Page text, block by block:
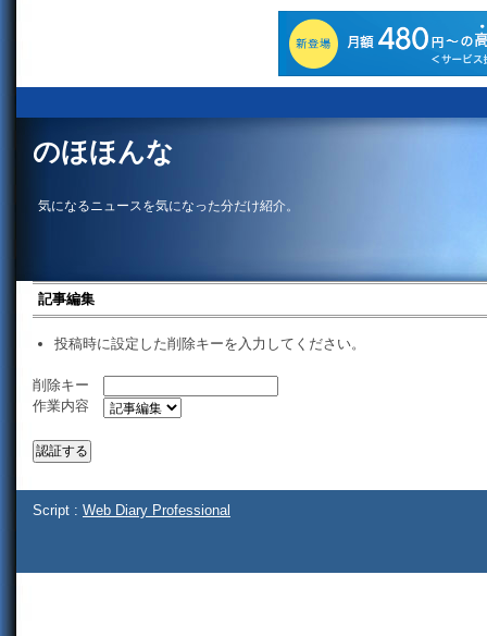
のほほんな
気になるニュースを気になった分だけ紹介。
記事編集
投稿時に設定した削除キーを入力してください。
削除キー
作業内容
Script : Web Diary Professional